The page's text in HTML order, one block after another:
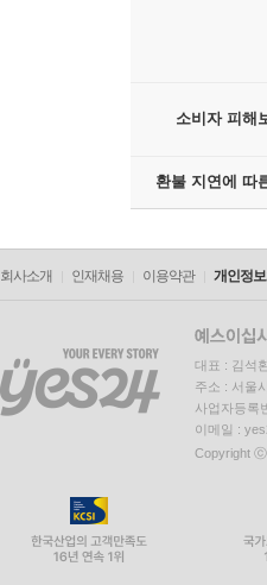
소비자 피해
환불 지연에 따
회사소개 인재채용 이용약관 개인정
대표 : 김석
주소 : 서울
사업자등록
이메일 :
Copyright ⓒ